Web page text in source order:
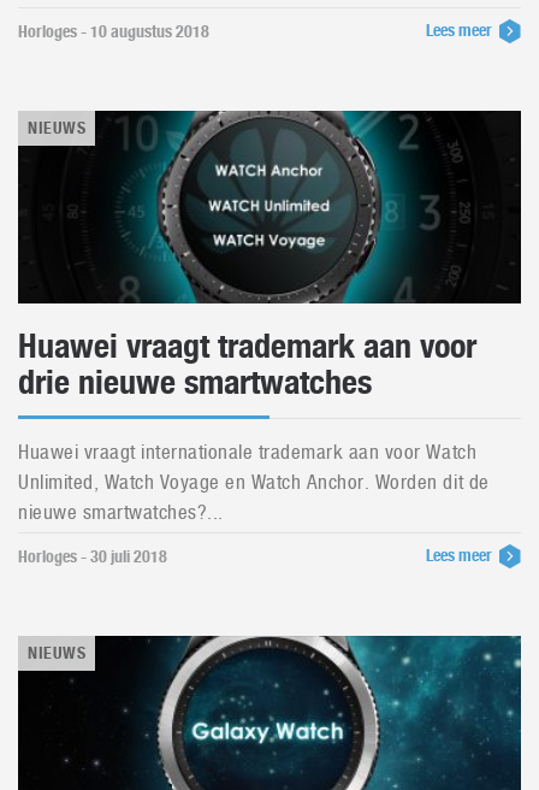
Horloges - 10 augustus 2018 Lees meer
NIEUWS
Huawei vraagt trademark aan voor
drie nieuwe smartwatches
Huawei vraagt internationale trademark aan voor Watch
Unlimited, Watch Voyage en Watch Anchor. Worden dit de
nieuwe smartwatches?...
Horloges - 30 juli 2018 Lees meer
NIEUWS